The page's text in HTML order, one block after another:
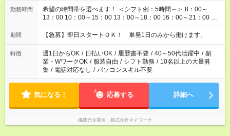
勤務時間
希望の時間帯を選べます！ ＜シフト例：5時間～＞ 8：00～
13：00 10：00～15：00 13：00～18：00 16：00～21：00 ＜
シフト例：8時間～＞ ・10：00～19：00 ・13：00～22：00 ・
22：00～翌6：00 など！是非ご希望をお聞かせください！
期間 【急募】即日スタートＯＫ！ 単発1日のみから働けます。
特徴 週1日からOK / 日払いOK / 履歴書不要 / 40～50代活躍中 / 副
業・WワークOK / 服装自由 / シフト勤務 / 10名以上の大量募
集 / 電話対応なし / パソコンスキル不要
気になる！ 応募する 詳細へ
掲載元企業名 株式会社マイワーク